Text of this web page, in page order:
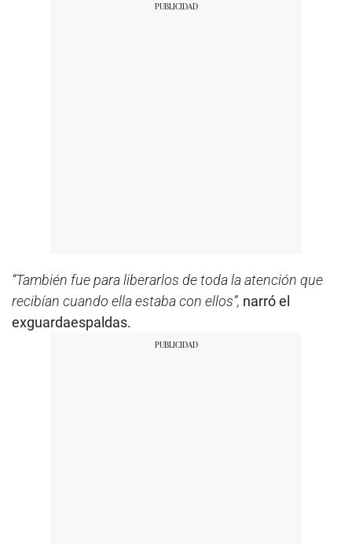
“También fue para liberarlos de toda la atención que
recibían cuando ella estaba con ellos”, narró el
exguardaespaldas.